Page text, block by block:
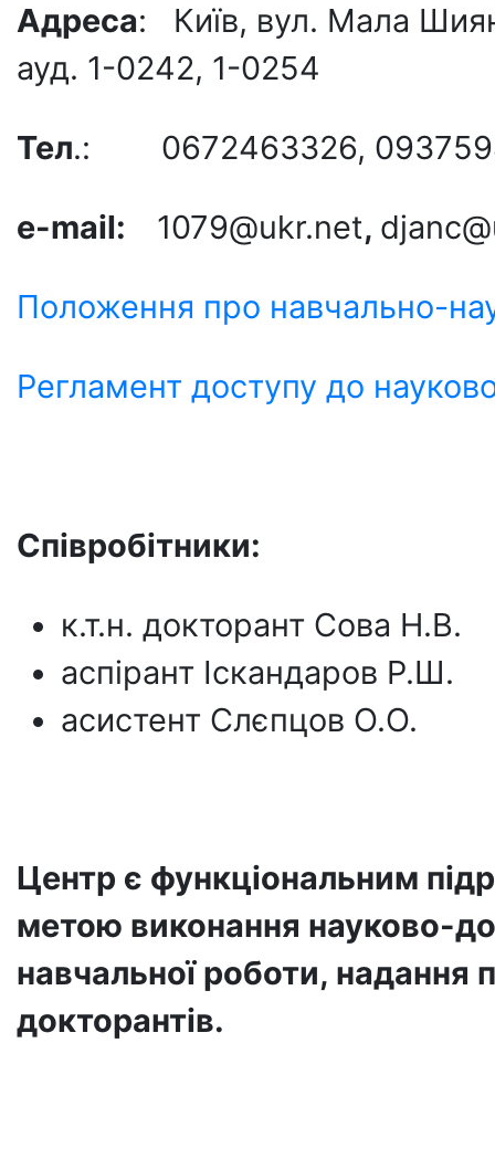
Адреса: Київ, вул. Мала
ауд. 1-0242, 1-0254
Тел.: 0672463326,
e-mail: 1079@ukr.net,
Положення про навчально-
Регламент доступу до
Співробітники:
к.т.н. докторант Сова Н.В.
аспірант Іскандаров Р.Ш.
асистент Слєпцов О.О.
Центр є функціональним
метою виконання науково-
навчальної роботи, надання
докторантів.